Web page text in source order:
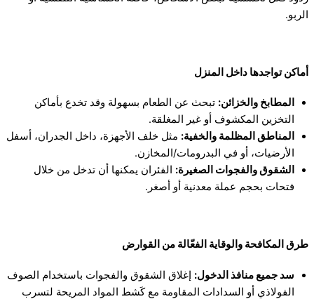
الربو.
أماكن تواجدها داخل المنزل
المطابخ والخزائن: تبحث عن الطعام بسهولة وقد تخدع بأماكن
التخزين المكشوف أو غير المغلقة.
المناطق المظلمة والخفية: مثل خلف الأجهزة، داخل الجدران، أسفل
الأرضيات، أو في البدرومات/المخازن.
الشقوق والفجوات الصغيرة: الفئران يمكنها أن تدخل من خلال
فتحات بحجم عملة معدنية أو أصغر.
طرق المكافحة والوقاية الفعّالة من القوارض
سد جميع منافذ الدخول: إغلاق الشقوق والفجوات باستخدام الصوف
الفولاذي أو السدادات المقاومة مع كَشط المواد المريحة لتسرب